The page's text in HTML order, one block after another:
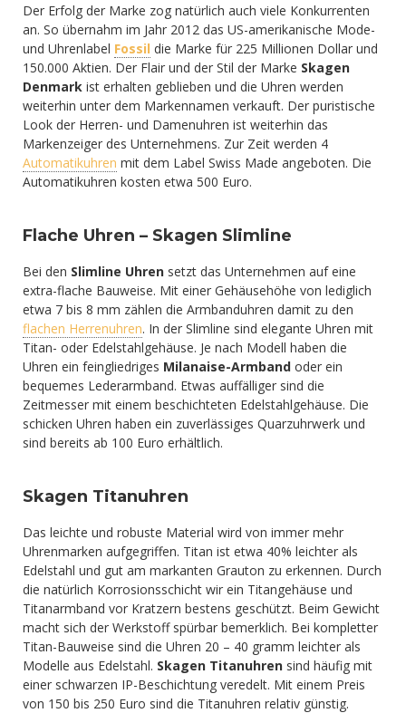
Der Erfolg der Marke zog natürlich auch viele Konkurrenten
an. So übernahm im Jahr 2012 das US-amerikanische Mode-
und Uhrenlabel Fossil die Marke für 225 Millionen Dollar und
150.000 Aktien. Der Flair und der Stil der Marke Skagen
Denmark ist erhalten geblieben und die Uhren werden
weiterhin unter dem Markennamen verkauft. Der puristische
Look der Herren- und Damenuhren ist weiterhin das
Markenzeiger des Unternehmens. Zur Zeit werden 4
Automatikuhren mit dem Label Swiss Made angeboten. Die
Automatikuhren kosten etwa 500 Euro.
Flache Uhren – Skagen Slimline
Bei den Slimline Uhren setzt das Unternehmen auf eine
extra-flache Bauweise. Mit einer Gehäusehöhe von lediglich
etwa 7 bis 8 mm zählen die Armbanduhren damit zu den
flachen Herrenuhren. In der Slimline sind elegante Uhren mit
Titan- oder Edelstahlgehäuse. Je nach Modell haben die
Uhren ein feingliedriges Milanaise-Armband oder ein
bequemes Lederarmband. Etwas auffälliger sind die
Zeitmesser mit einem beschichteten Edelstahlgehäuse. Die
schicken Uhren haben ein zuverlässiges Quarzuhrwerk und
sind bereits ab 100 Euro erhältlich.
Skagen Titanuhren
Das leichte und robuste Material wird von immer mehr
Uhrenmarken aufgegriffen. Titan ist etwa 40% leichter als
Edelstahl und gut am markanten Grauton zu erkennen. Durch
die natürlich Korrosionsschicht wir ein Titangehäuse und
Titanarmband vor Kratzern bestens geschützt. Beim Gewicht
macht sich der Werkstoff spürbar bemerklich. Bei kompletter
Titan-Bauweise sind die Uhren 20 – 40 gramm leichter als
Modelle aus Edelstahl. Skagen Titanuhren sind häufig mit
einer schwarzen IP-Beschichtung veredelt. Mit einem Preis
von 150 bis 250 Euro sind die Titanuhren relativ günstig.